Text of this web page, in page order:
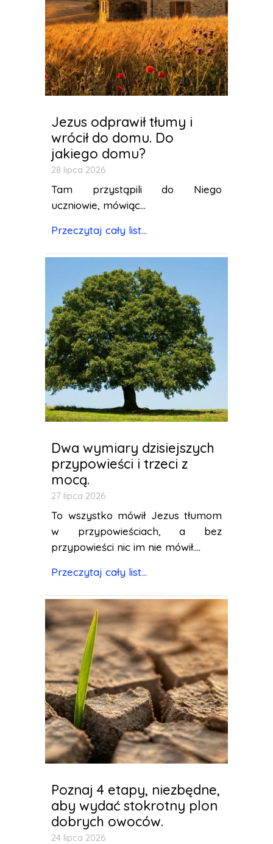
Jezus odprawił tłumy i
wrócił do domu. Do
jakiego domu?
28 lipca 2026
Tam przystąpili do Niego
uczniowie, mówiąc...
Przeczytaj cały list...
Dwa wymiary dzisiejszych
przypowieści i trzeci z
mocą.
27 lipca 2026
To wszystko mówił Jezus tłumom
w przypowieściach, a bez
przypowieści nic im nie mówił....
Przeczytaj cały list...
Poznaj 4 etapy, niezbędne,
aby wydać stokrotny plon
dobrych owoców.
24 lipca 2026